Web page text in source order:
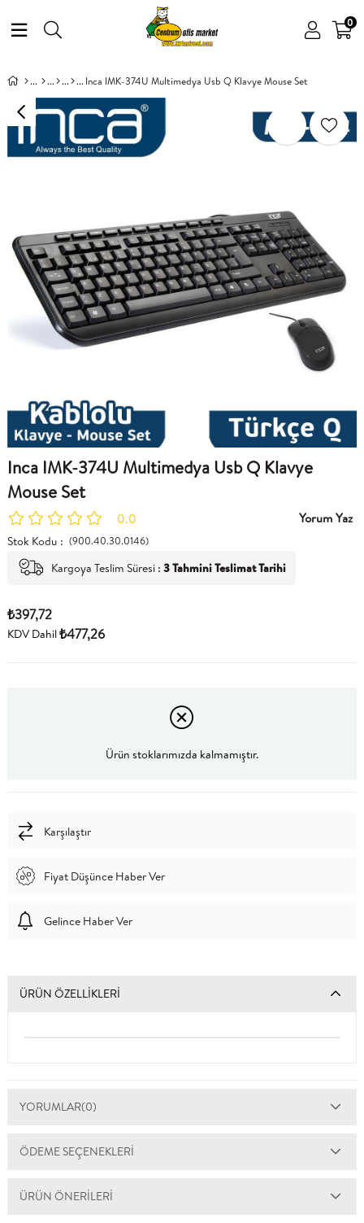
0
Inca IMK-374U Multimedya Usb Q Klavye Mouse Set
Inca IMK-374U Multimedya Usb Q Klavye
Mouse Set
0.0 Yorum Yaz
Stok Kodu (900.40.30.0146)
Kargoya Teslim Süresi : 3 Tahmini Teslimat Tarihi
₺397,72
KDV Dahil₺477,26
Ürün stoklarımızda kalmamıştır.
Karşılaştır
Fiyat Düşünce Haber Ver
Gelince Haber Ver
ÜRÜN ÖZELLIKLERI
YORUMLAR(0)
ÖDEME SEÇENEKLERI
ÜRÜN ÖNERILERI